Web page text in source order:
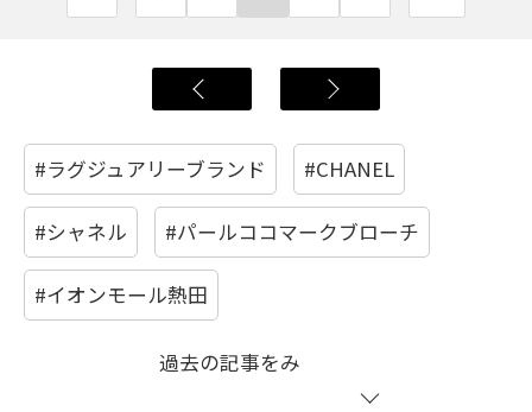
#ラグジュアリーブランド #CHANEL
#シャネル #パールココマークブローチ
#イオンモール熱田
過去の記事をみ